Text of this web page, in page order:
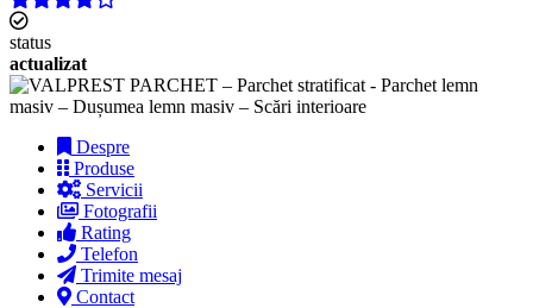
status
actualizat
Despre
Produse
Servicii
Fotografii
Rating
Telefon
Trimite mesaj
Contact